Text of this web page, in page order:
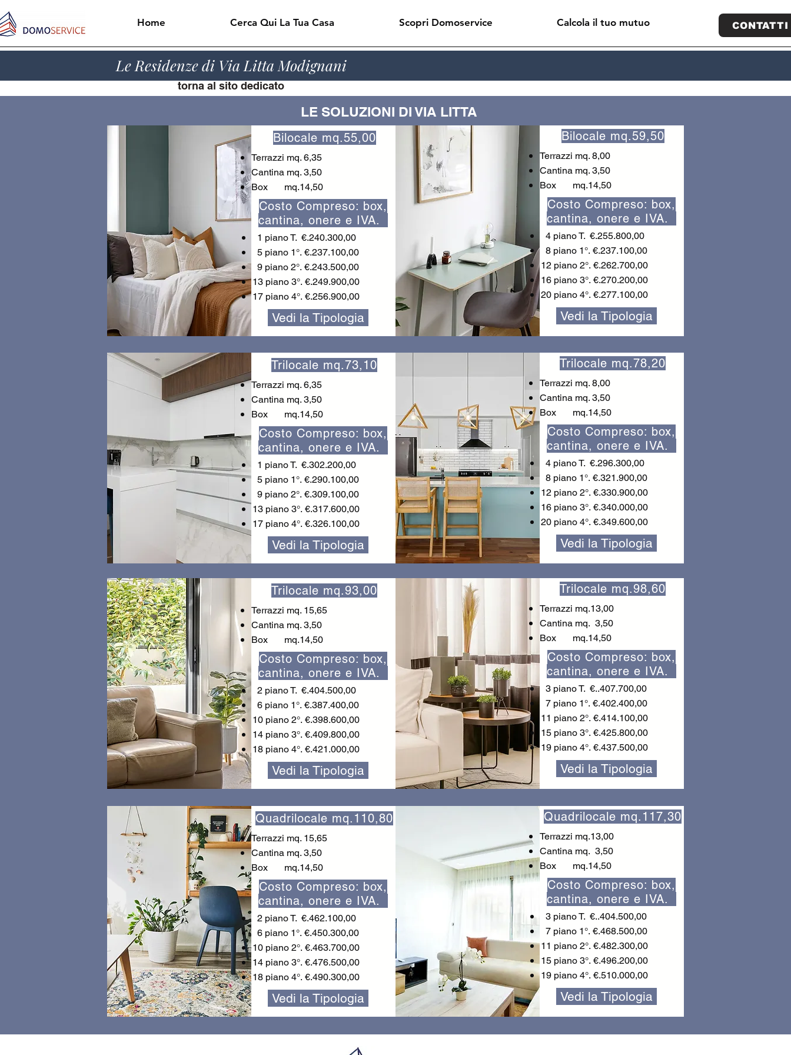
Home Cerca Qui La Tua Casa Scopri Domoservice Calcola il tuo mutuo CONTATTI
Le Residenze di Via Litta Modignani
torna al sito dedicato
LE SOLUZIONI DI VIA LITTA
Bilocale mq.55,00
Terrazzi mq. 6,35
Cantina mq. 3,50
Box mq.14,50
Costo Compreso: box,
cantina, onere e IVA.
1 piano T. €.240.300,00
5 piano 1°. €.237.100,00
9 piano 2°. €.243.500,00
13 piano 3°. €.249.900,00
17 piano 4°. €.256.900,00
Vedi la Tipologia
Bilocale mq.59,50
Terrazzi mq. 8,00
Cantina mq. 3,50
Box mq.14,50
Costo Compreso: box,
cantina, onere e IVA.
4 piano T. €.255.800,00
8 piano 1°. €.237.100,00
12 piano 2°. €.262.700,00
16 piano 3°. €.270.200,00
20 piano 4°. €.277.100,00
Vedi la Tipologia
Trilocale mq.73,10
Terrazzi mq. 6,35
Cantina mq. 3,50
Box mq.14,50
Costo Compreso: box,
cantina, onere e IVA.
1 piano T. €.302.200,00
5 piano 1°. €.290.100,00
9 piano 2°. €.309.100,00
13 piano 3°. €.317.600,00
17 piano 4°. €.326.100,00
Vedi la Tipologia
Trilocale mq.78,20
Terrazzi mq. 8,00
Cantina mq. 3,50
Box mq.14,50
Costo Compreso: box,
cantina, onere e IVA.
4 piano T. €.296.300,00
8 piano 1°. €.321.900,00
12 piano 2°. €.330.900,00
16 piano 3°. €.340.000,00
20 piano 4°. €.349.600,00
Vedi la Tipologia
Trilocale mq.93,00
Terrazzi mq. 15,65
Cantina mq. 3,50
Box mq.14,50
Costo Compreso: box,
cantina, onere e IVA.
2 piano T. €.404.500,00
6 piano 1°. €.387.400,00
10 piano 2°. €.398.600,00
14 piano 3°. €.409.800,00
18 piano 4°. €.421.000,00
Vedi la Tipologia
Trilocale mq.98,60
Terrazzi mq.13,00
Cantina mq. 3,50
Box mq.14,50
Costo Compreso: box,
cantina, onere e IVA.
3 piano T. €..407.700,00
7 piano 1°. €.402.400,00
11 piano 2°. €.414.100,00
15 piano 3°. €.425.800,00
19 piano 4°. €.437.500,00
Vedi la Tipologia
Quadrilocale mq.110,80
Terrazzi mq. 15,65
Cantina mq. 3,50
Box mq.14,50
Costo Compreso: box,
cantina, onere e IVA.
2 piano T. €.462.100,00
6 piano 1°. €.450.300,00
10 piano 2°. €.463.700,00
14 piano 3°. €.476.500,00
18 piano 4°. €.490.300,00
Vedi la Tipologia
Quadrilocale mq.117,30
Terrazzi mq.13,00
Cantina mq. 3,50
Box mq.14,50
Costo Compreso: box,
cantina, onere e IVA.
3 piano T. €..404.500,00
7 piano 1°. €.468.500,00
11 piano 2°. €.482.300,00
15 piano 3°. €.496.200,00
19 piano 4°. €.510.000,00
Vedi la Tipologia